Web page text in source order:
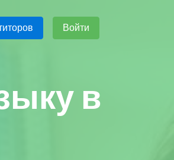
Войти
в